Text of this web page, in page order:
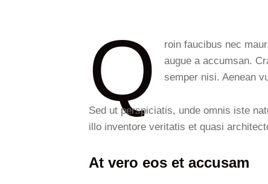
Q
roin faucibus nec
augue a accumsan.
semper nisi. Aenean
Sed ut perspiciatis, unde omnis iste
illo inventore veritatis et quasi
At vero eos et accusam